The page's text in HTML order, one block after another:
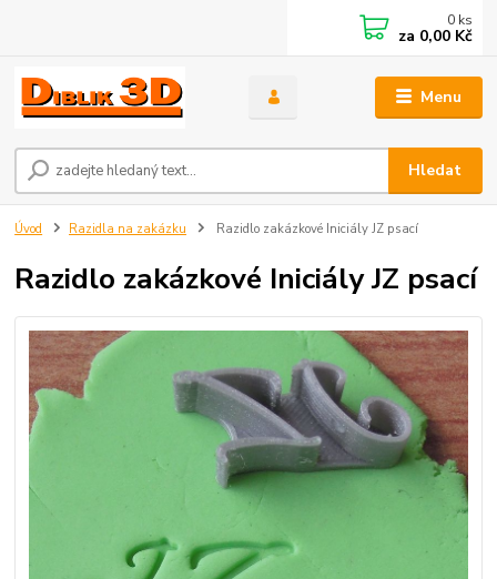
Menu
Hledat
0 ks
za 0,00 Kč
Úvod Razidla na zakázku Razidlo zakázkové Iniciály JZ psací
Razidlo zakázkové Iniciály JZ psací